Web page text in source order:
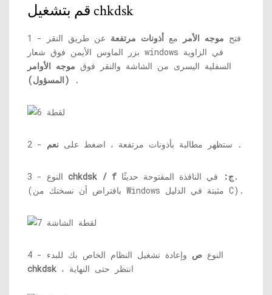
قم بتشغيل chkdsk
1 - فتح موجه الأمر مع أذونات مرتفعة عن طريق النقر
بزر الماوس الأيمن فوق شعار windows في الزاوية
السفلية اليسرى من الشاشة والنقر فوق موجه الأوامر
(المسؤول)
.
2 - ستظهر مطالبة بأذونات مرتفعة ، اضغط على نعم .
chkdsk / f ج:
في النافذة المفتوحة حديثًا.
(بافتراض أن نسختك من Windows مثبتة في الدليل C).
4 - النوع ص وإعادة تشغيل النظام الخاص بك للبدء
chkdsk
، انتظر حتى النهاية